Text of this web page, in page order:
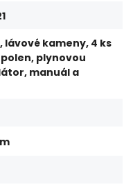
lávové kameny, 4 ks
plynovou
manuál a